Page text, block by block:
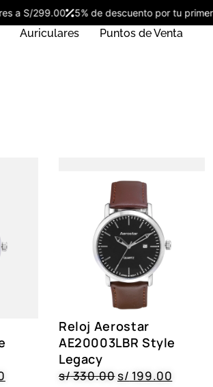
a S/299.00 5% de descuento por tu
Auriculares Puntos de Venta
Reloj Aerostar
AE20003LBR Style
Legacy
s/330.00s/ 199.00